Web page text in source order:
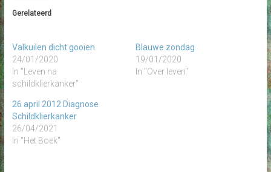
Gerelateerd
Valkuilen dicht gooien
24/01/2020
In "Leven na
schildklierkanker"
Blauwe zondag
19/01/2020
In "Over leven"
26 april 2012 Diagnose
Schildklierkanker
26/04/2021
In "Het Boek"